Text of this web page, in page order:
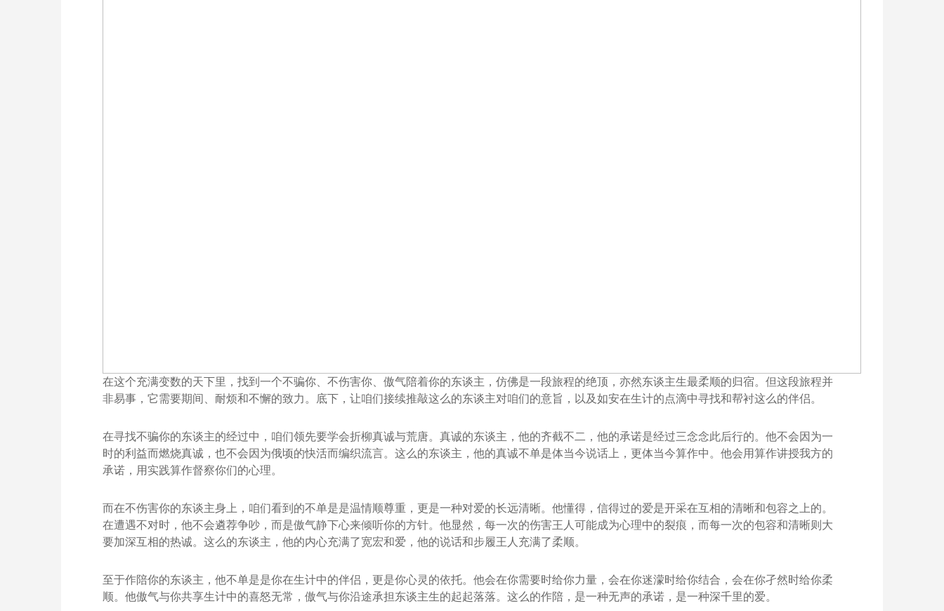
在这个充满变数的天下里，找到一个不骗你、不伤害你、傲气陪着你的东谈主，仿佛是一段旅程的绝顶，亦然东谈主生最柔顺的归宿。但这段旅程并
非易事，它需要期间、耐烦和不懈的致力。底下，让咱们接续推敲这么的东谈主对咱们的意旨，以及如安在生计的点滴中寻找和帮衬这么的伴侣。
在寻找不骗你的东谈主的经过中，咱们领先要学会折柳真诚与荒唐。真诚的东谈主，他的齐截不二，他的承诺是经过三念念此后行的。他不会因为一
时的利益而燃烧真诚，也不会因为俄顷的快活而编织流言。这么的东谈主，他的真诚不单是体当今说话上，更体当今算作中。他会用算作讲授我方的
承诺，用实践算作督察你们的心理。
而在不伤害你的东谈主身上，咱们看到的不单是是温情顺尊重，更是一种对爱的长远清晰。他懂得，信得过的爱是开采在互相的清晰和包容之上的。
在遭遇不对时，他不会遴荐争吵，而是傲气静下心来倾听你的方针。他显然，每一次的伤害王人可能成为心理中的裂痕，而每一次的包容和清晰则大
要加深互相的热诚。这么的东谈主，他的内心充满了宽宏和爱，他的说话和步履王人充满了柔顺。
至于作陪你的东谈主，他不单是是你在生计中的伴侣，更是你心灵的依托。他会在你需要时给你力量，会在你迷濛时给你结合，会在你孑然时给你柔
顺。他傲气与你共享生计中的喜怒无常，傲气与你沿途承担东谈主生的起起落落。这么的作陪，是一种无声的承诺，是一种深千里的爱。